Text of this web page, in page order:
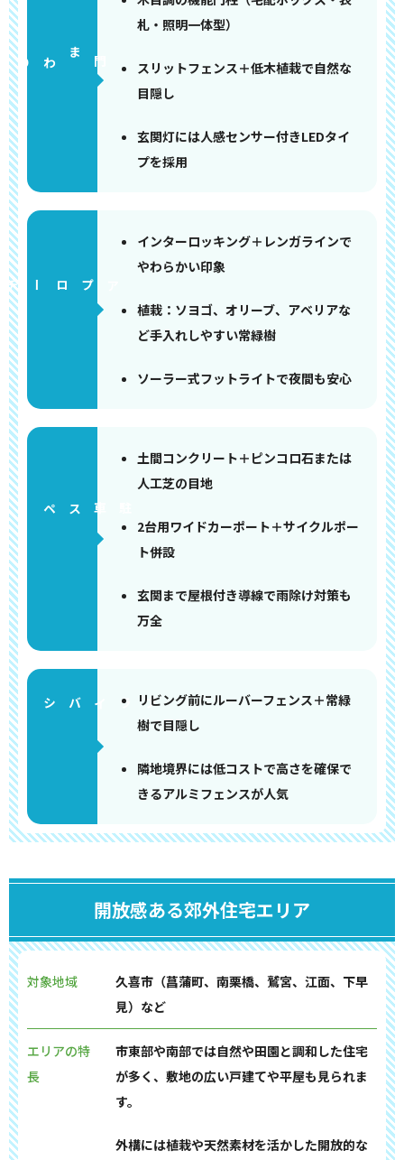
門まわり
札・照明一体型）
スリットフェンス＋低木植栽で自然な
目隠し
玄関灯には人感センサー付きLEDタイ
プを採用
アプローチ
インターロッキング＋レンガラインで
やわらかい印象
植栽：ソヨゴ、オリーブ、アベリアな
ど手入れしやすい常緑樹
ソーラー式フットライトで夜間も安心
土間コンクリート＋ピンコロ石または
人工芝の目地
2台用ワイドカーポート＋サイクルポー
ト併設
玄関まで屋根付き導線で雨除け対策も
万全
リビング前にルーバーフェンス＋常緑
樹で目隠し
隣地境界には低コストで高さを確保で
きるアルミフェンスが人気
開放感ある郊外住宅エリア
対象地域
久喜市（菖蒲町、南栗橋、鷲宮、江面、下早
見）など
エリアの特
長
市東部や南部では自然や田園と調和した住宅
が多く、敷地の広い戸建てや平屋も見られま
す。
外構には植栽や天然素材を活かした開放的な